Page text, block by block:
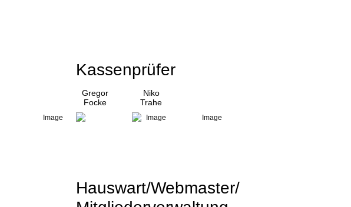
Kassenprüfer
Gregor
Focke
Niko
Trahe
Hauswart/Webmaster/